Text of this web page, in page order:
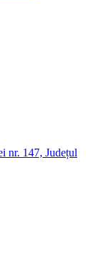
nr. 147, Județul